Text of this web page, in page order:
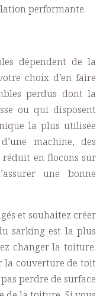
performante.
dépendent de la
choix d’en faire
perdus dont la
ou qui disposent
la plus utilisée
machine, des
en flocons sur
une bonne
et souhaitez créer
sarking est la plus
changer la toiture.
la couverture de toit
perdre de surface